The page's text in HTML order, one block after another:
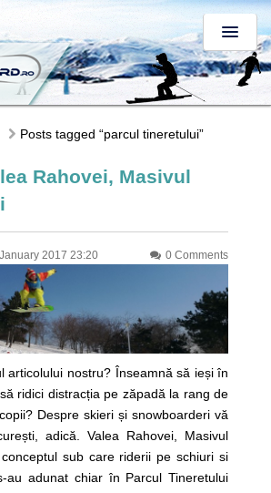
Posts tagged “parcul tineretului”
Rahovei, Masivul
2017 23:20 0 Comments
articolului nostru? Înseamnă să ieși în
ridici distracția pe zăpadă la rang de
Despre skieri și snowboarderi vă
adică. Valea Rahovei, Masivul
sub care riderii pe schiuri si
au adunat chiar în Parcul Tineretului